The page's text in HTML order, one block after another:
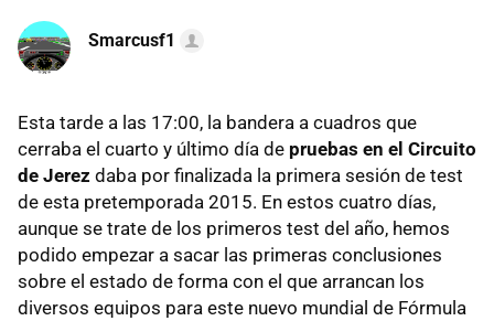
Smarcusf1
Esta tarde a las 17:00, la bandera a cuadros que
cerraba el cuarto y último día de pruebas en el Circuito
de Jerez daba por finalizada la primera sesión de test
de esta pretemporada 2015. En estos cuatro días,
aunque se trate de los primeros test del año, hemos
podido empezar a sacar las primeras conclusiones
sobre el estado de forma con el que arrancan los
diversos equipos para este nuevo mundial de Fórmula